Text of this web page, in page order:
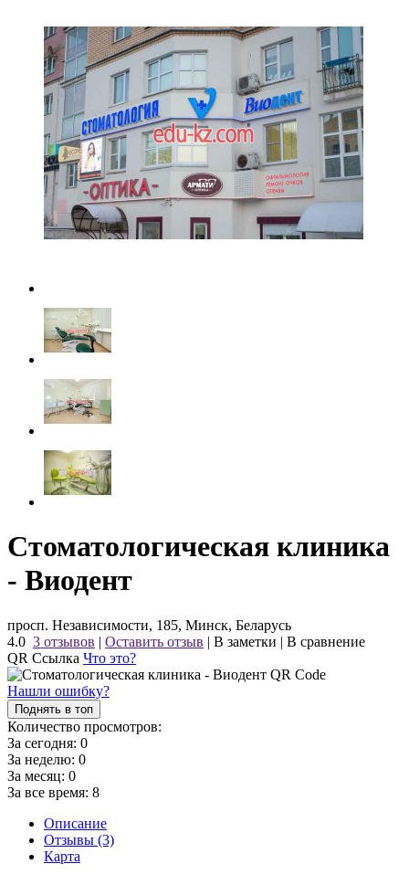
Стоматологическая клиника
- Виодент
просп. Независимости, 185, Минск, Беларусь
4.0 3 отзывов | Оставить отзыв | В заметки | В сравнение
QR Ссылка Что это?
Нашли ошибку?
Поднять в топ
Количество просмотров:
За сегодня: 0
За неделю: 0
За месяц: 0
За все время: 8
Описание
Отзывы (3)
Карта